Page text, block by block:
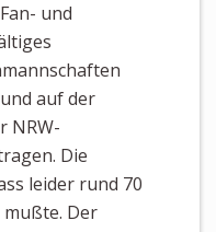
und
auf der
NRW-
Die
leider rund 70
mußte. Der